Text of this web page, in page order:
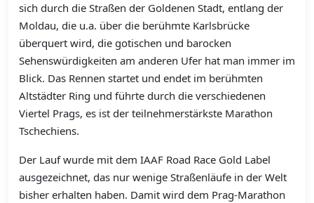
sich durch die Straßen der Goldenen Stadt, entlang der
Moldau, die u.a. über die berühmte Karlsbrücke
überquert wird, die gotischen und barocken
Sehenswürdigkeiten am anderen Ufer hat man immer im
Blick. Das Rennen startet und endet im berühmten
Altstädter Ring und führte durch die verschiedenen
Viertel Prags, es ist der teilnehmerstärkste Marathon
Tschechiens.
Der Lauf wurde mit dem IAAF Road Race Gold Label
ausgezeichnet, das nur wenige Straßenläufe in der Welt
bisher erhalten haben. Damit wird dem Prag-Marathon